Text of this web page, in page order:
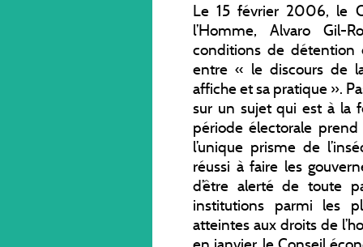
Le 15 février 2006, le
l’Homme, Alvaro Gil-
conditions de détention
entre « le discours de
affiche et sa pratique ».
sur un sujet qui est à la
période électorale
l’unique prisme de
réussi à faire les
d’être alerté de toute
institutions parmi les
atteintes aux droits de